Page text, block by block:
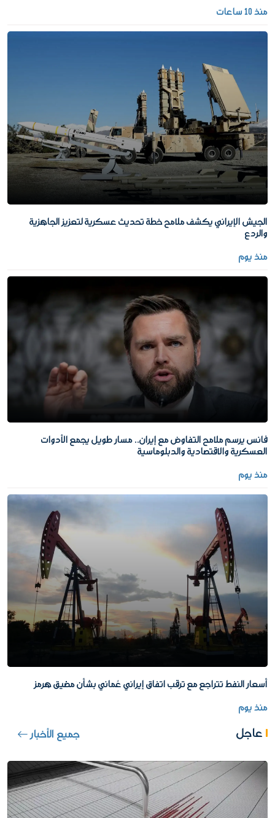
منذ 10 ساعات
الجيش الإيراني يكشف ملامح خطة تحديث عسكرية لتعزيز الجاهزية
والردع
منذ يوم
فانس يرسم ملامح التفاوض مع إيران.. مسار طويل يجمع الأدوات
العسكرية والاقتصادية والدبلوماسية
منذ يوم
أسعار النفط تتراجع مع ترقب اتفاق إيراني عُماني بشأن مضيق هرمز
منذ يوم
عاجل جميع الأخبار